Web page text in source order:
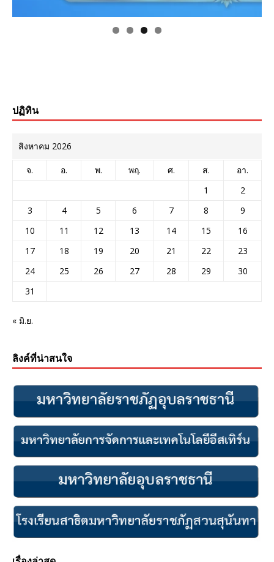
ปฏิทิน
สิงหาคม 2026
จ. อ. พ. พฤ. ศ. ส.
อา.
1
2
3
4 5 6 7 8
9
10
11 12 13 14 15
16
17
18 19 20 21 22
23
24
25 26 27 28 29
30
31
« มิ.ย.
ลิงค์ที่น่าสนใจ